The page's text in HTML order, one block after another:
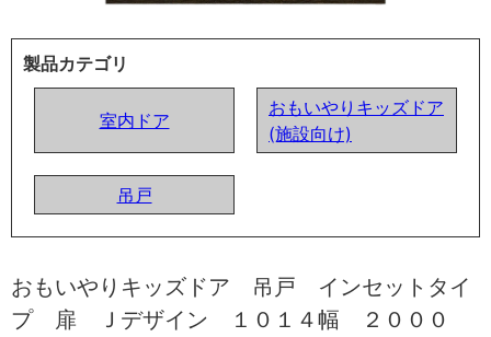
製品カテゴリ
室内ドア
おもいやりキッズドア
(施設向け)
吊戸
おもいやりキッズドア 吊戸 インセットタイ
プ 扉 Ｊデザイン １０１４幅 ２０００